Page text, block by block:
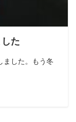
た
ました。もう冬